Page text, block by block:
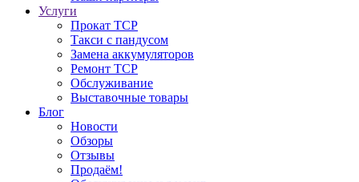
Услуги
Прокат ТСР
Такси с пандусом
Замена аккумуляторов
Ремонт ТСР
Обслуживание
Выставочные товары
Блог
Новости
Обзоры
Отзывы
Продаём!